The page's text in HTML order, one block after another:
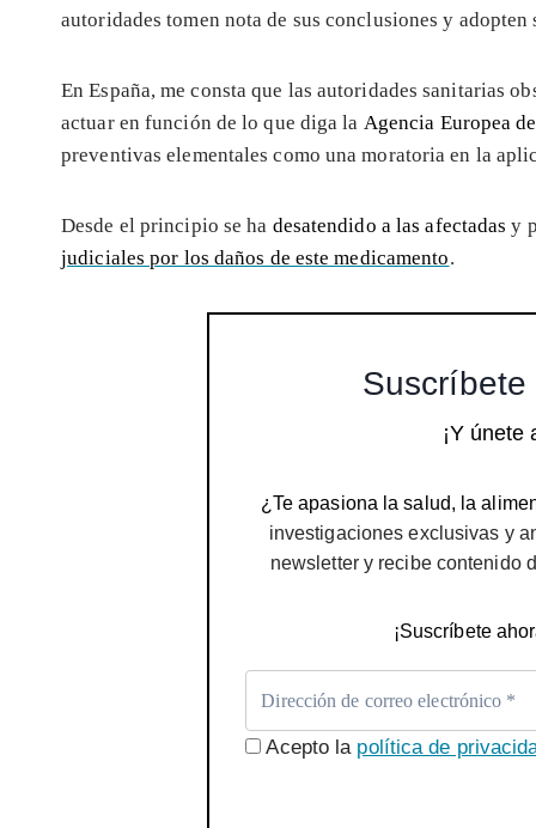
autoridades tomen nota de sus conclusiones y adopten
En España, me consta que las autoridades sanitarias
actuar en función de lo que diga la Agencia Europea
preventivas elementales como una moratoria en la
Desde el principio se ha desatendido a las afectadas y
judiciales por los daños de este medicamento.
Suscríbete
¡Y únete
¿Te apasiona la salud, la
investigaciones exclusivas y
newsletter y recibe contenido
¡Suscríbete
Acepto la política de